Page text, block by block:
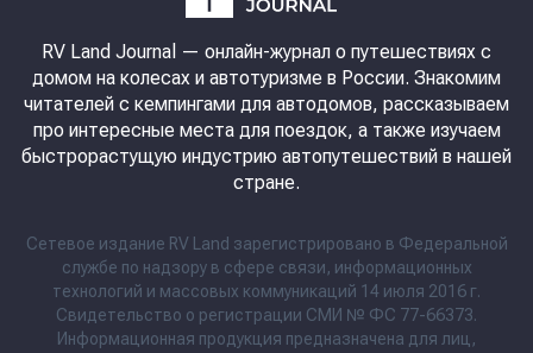
RV Land Journal — онлайн-журнал о путешествиях с
домом на колесах и автотуризме в России. Знакомим
читателей с кемпингами для автодомов, рассказываем
про интересные места для поездок, а также изучаем
быстрорастущую индустрию автопутешествий в нашей
стране.
Сетевое издание RV Land зарегистрировано в Федеральной
службе по надзору в сфере связи, информационных
технологий и массовых коммуникаций 14 июля 2016 г.
Свидетельство о регистрации СМИ № ФС 77-66373.
Информационная продукция предназначена для лиц,